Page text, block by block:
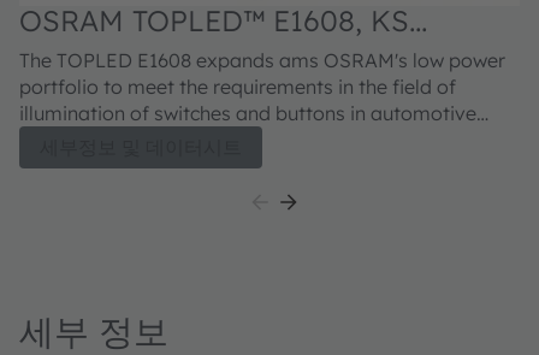
OSRAM TOPLED™ E1608, KS
DELPS1.22
The TOPLED E1608 expands ams OSRAM's low power
portfolio to meet the requirements in the field of
illumination of switches and buttons in automotive
industry standard footprints in a highly reliable and
well proved package concept. The TOPLED E1608 is
세부 정보